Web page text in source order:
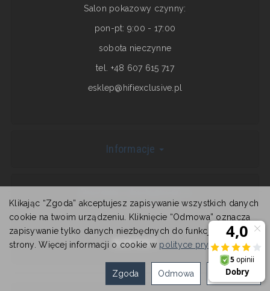
Salon pokazowy czynny:
pon-pt: 9:00 - 17:00
sobota nieczynne
tel. +48 607 615 717
esklep@hifiexclusive.pl
Informacje
KONTAKT
Klikając “Zgoda” akceptujesz zapisywanie wszystkich danych
cookie na twoim urządzeniu. Kliknięcie “Odmowa” oznacza
zapisywanie tylko danych niezbędnych do funkcjonowania
strony. Więcej informacji o cookie w polityce prywatności.
Ustawienia
Odmowa
Zgoda